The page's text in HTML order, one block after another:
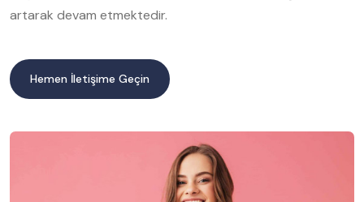
artarak devam etmektedir.
Hemen İletişime Geçin